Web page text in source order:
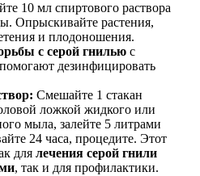
10 мл спиртового раствора
Опрыскивайте растения,
и плодоношения.
с серой гнилью с
дезинфицировать
Смешайте 1 стакан
ложкой жидкого или
мыла, залейте 5 литрами
24 часа, процедите. Этот
для лечения серой гнили
, так и для профилактики.